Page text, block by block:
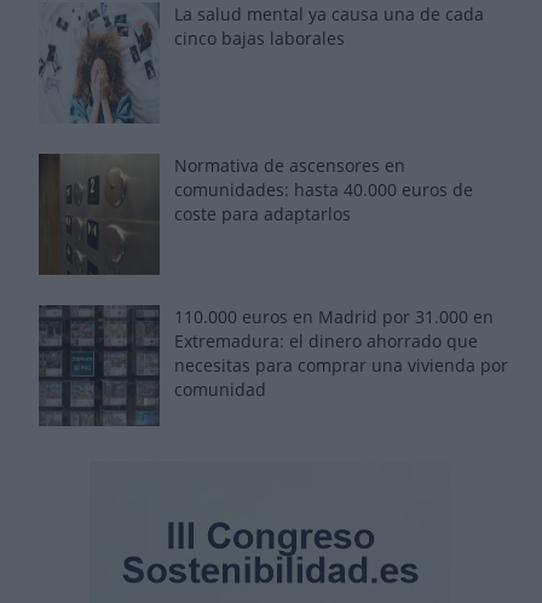
La salud mental ya causa una de cada
cinco bajas laborales
Normativa de ascensores en
comunidades: hasta 40.000 euros de
coste para adaptarlos
110.000 euros en Madrid por 31.000 en
Extremadura: el dinero ahorrado que
necesitas para comprar una vivienda por
comunidad